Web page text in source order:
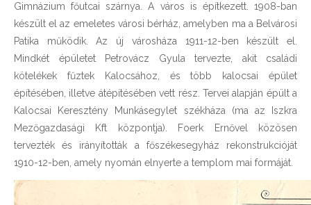
Gimnázium főutcai szárnya. A város is építkezett. 1908-ban
készült el az emeletes városi bérház, amelyben ma a Belvárosi
Patika működik. Az új városháza 1911-12-ben készült el.
Mindkét épületet Petrovácz Gyula tervezte, akit családi
kötelékek fűztek Kalocsához, és több kalocsai épület
építésében, illetve átépítésében vett rész. Tervei alapján épült a
Kalocsai Keresztény Munkásegylet székháza (ma az Iszkra
Mezőgazdasági Kft központja). Foerk Ernővel közösen
tervezték és irányították a főszékesegyház rekonstrukcióját
1910-12-ben, amely nyomán elnyerte a templom mai formáját.